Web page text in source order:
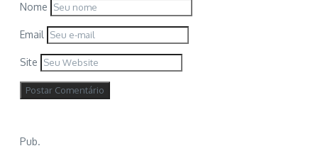
Nome
Email
Site
Pub.